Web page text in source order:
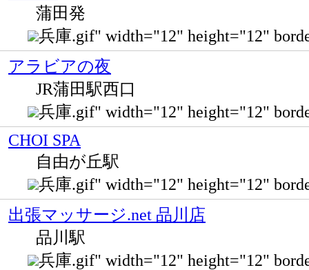
蒲田発
兵庫.gif" width="12" height="12"
アラビアの夜
JR蒲田駅西口
兵庫.gif" width="12" height="12"
CHOI SPA
自由が丘駅
兵庫.gif" width="12" height="12"
出張マッサージ.net 品川店
品川駅
兵庫.gif" width="12" height="12"